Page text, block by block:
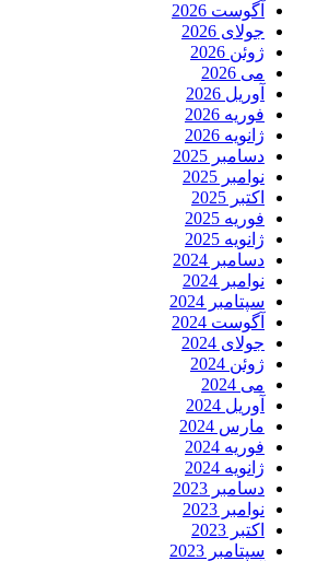
آگوست 2026
جولای 2026
ژوئن 2026
می 2026
آوریل 2026
فوریه 2026
ژانویه 2026
دسامبر 2025
نوامبر 2025
اکتبر 2025
فوریه 2025
ژانویه 2025
دسامبر 2024
نوامبر 2024
سپتامبر 2024
آگوست 2024
جولای 2024
ژوئن 2024
می 2024
آوریل 2024
مارس 2024
فوریه 2024
ژانویه 2024
دسامبر 2023
نوامبر 2023
اکتبر 2023
سپتامبر 2023